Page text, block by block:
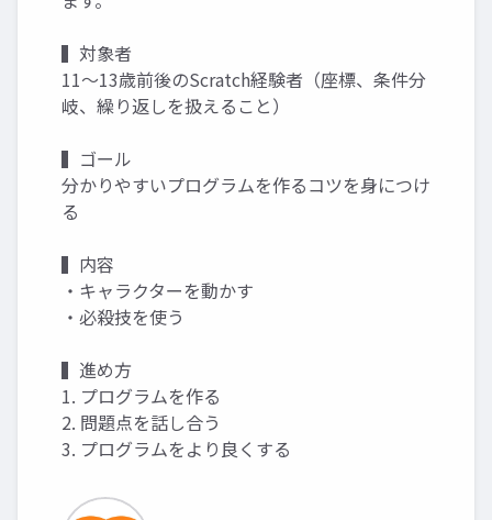
▍対象者
11～13歳前後のScratch経験者（座標、条件分
岐、繰り返しを扱えること）
▍ゴール
分かりやすいプログラムを作るコツを身につけ
る
▍内容
・キャラクターを動かす
・必殺技を使う
▍進め方
1. プログラムを作る
2. 問題点を話し合う
3. プログラムをより良くする